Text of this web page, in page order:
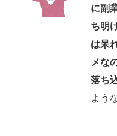
に副
ち明
は呆
メな
落ち
よう